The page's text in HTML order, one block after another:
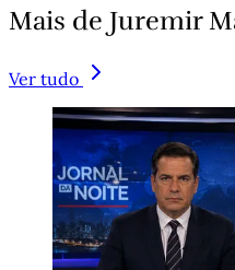
Mais de Juremir
Ver tudo